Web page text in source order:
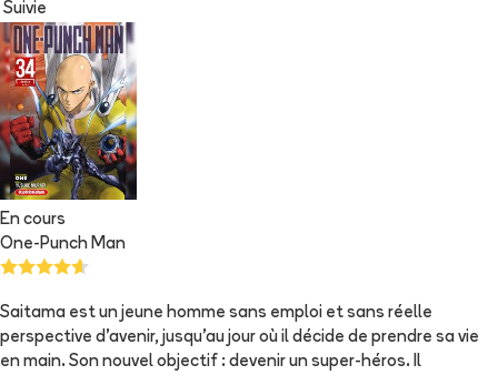
Suivie
En cours
One-Punch Man
Saitama est un jeune homme sans emploi et sans réelle
perspective d'avenir, jusqu'au jour où il décide de prendre sa vie
en main. Son nouvel objectif : devenir un super-héros. Il